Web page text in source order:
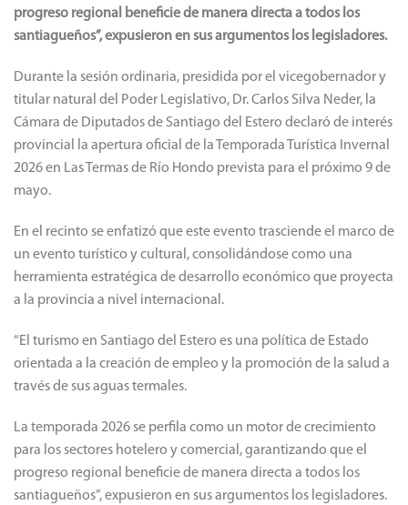
progreso regional beneficie de manera directa a todos los
santiagueños”, expusieron en sus argumentos los legisladores.
Durante la sesión ordinaria, presidida por el vicegobernador y
titular natural del Poder Legislativo, Dr. Carlos Silva Neder, la
Cámara de Diputados de Santiago del Estero declaró de interés
provincial la apertura oficial de la Temporada Turística Invernal
2026 en Las Termas de Río Hondo prevista para el próximo 9 de
mayo.
En el recinto se enfatizó que este evento trasciende el marco de
un evento turístico y cultural, consolidándose como una
herramienta estratégica de desarrollo económico que proyecta
a la provincia a nivel internacional.
“El turismo en Santiago del Estero es una política de Estado
orientada a la creación de empleo y la promoción de la salud a
través de sus aguas termales.
La temporada 2026 se perfila como un motor de crecimiento
para los sectores hotelero y comercial, garantizando que el
progreso regional beneficie de manera directa a todos los
santiagueños”, expusieron en sus argumentos los legisladores.